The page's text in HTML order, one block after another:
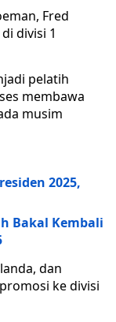
Fred
divisi 1
pelatih
membawa
musim
2025,
Bakal Kembali
dan
ke divisi